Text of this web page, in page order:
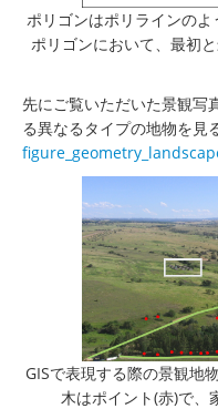
ポリゴンはポリラインの
ポリゴンにおいて、最初
先にご覧いただいた景観写
る異なるタイプの地物を見
GISで表現する際の景観地
木はポイント(赤)で、